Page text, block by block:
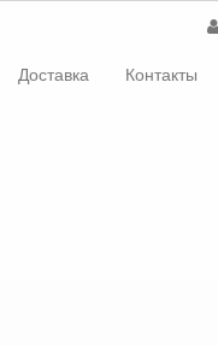
Доставка Контакты